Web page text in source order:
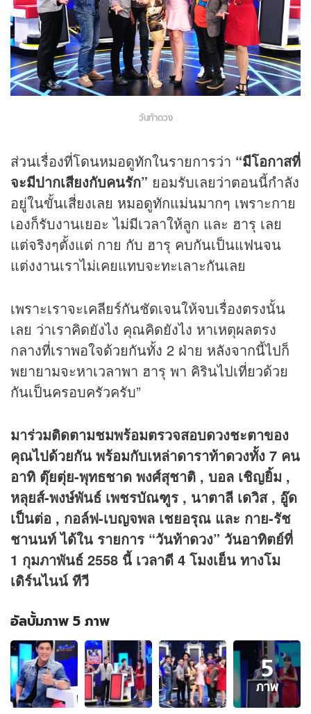
วันท้าดวง
ส่วนเรื่องที่โดนหมอดูทักในรายการว่า “มีโอกาสที่
จะมีปากเสียงกับคนรัก” ยอมรับเลยว่าตอนนี้กำลัง
อยู่ในขั้นเสี่ยงเลย หมอดูทักแม่นมากๆ เพราะกาย
เองก็รับงานเยอะ ไม่มีเวลาให้ลูก และ ฮารุ เลย
แต่จริงๆตั้งแต่ กาย กับ ฮารุ คบกันเป็นแฟนจน
แต่งงานเราไม่เคยแทบจะทะเลาะกันเลย
เพราะเราจะเคลียร์กันชัดเจนให้จบเรื่องตรงนั้น
เลย ว่าเราคิดยังไง คุณคิดยังไง หาเหตุผลตรง
กลางที่เราพอใจด้วยกันทั้ง 2 ฝ่าย หลังจากนี้ไปก็
พยายามจะหาเวลาพา ฮารุ พา คิรินไปเที่ยวด้วย
กันเป็นครอบครัวครับ”
มาร่วมติดตามชมพร้อมตรวจสอบดวงชะตาของ
คุณไปด้วยกัน พร้อมกับเหล่าดาราท้าดวงทั้ง 7 คน
อาทิ ตุ๊ยตุ่ย-พุทธชาด พงศ์สุชาติ , บอล เชิญยิ้ม ,
หลุยส์-พงษ์พันธ์ เพชรบัณฑูร , นาตาลี เดวิส , อู๊ด
เป็นต่อ , กอล์ฟ-เบญจพล เชยอรุณ และ กาย-รัช
ชานนท์ ได้ใน รายการ “วันท้าดวง” วันอาทิตย์ที่
1 กุมภาพันธ์ 2558 นี้ เวลาดี 4 โมงเย็น ทางโม
เดิร์นไนน์ ทีวี
อัลบั้มภาพ 5 ภาพ
อัลบั้ม
ภาพ
5
ภาพ
ของ
5
ภาพ